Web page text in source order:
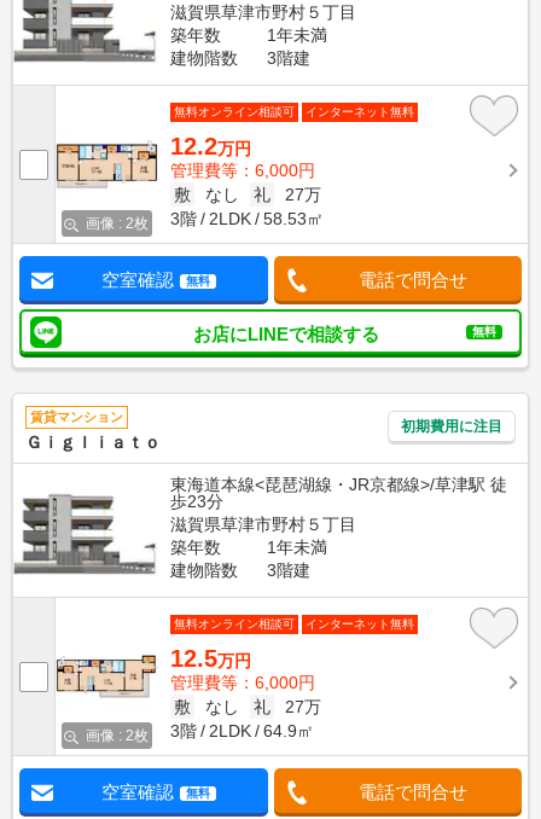
滋賀県草津市野村５丁目
築年数
1年未満
建物階数
3階建
画像 : 2枚
無料オンライン相談可 インターネット無料
12.2万円
管理費等：6,000円
敷
なし 礼
27万
3階
2LDK 58.53㎡
空室確認 無料 電話で問合せ
お店にLINEで相談する 無料
賃貸マンション
Ｇｉｇｌｉａｔｏ
初期費用に注目
東海道本線<琵琶湖線・JR京都線>/草津駅 徒
歩23分
滋賀県草津市野村５丁目
築年数
1年未満
建物階数
3階建
画像 : 2枚
無料オンライン相談可 インターネット無料
12.5万円
管理費等：6,000円
敷
なし 礼
27万
3階
2LDK 64.9㎡
空室確認 無料 電話で問合せ